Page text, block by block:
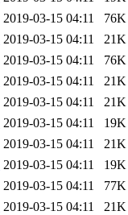
2019-03-15 04:11
76K
2019-03-15 04:11
21K
2019-03-15 04:11
76K
2019-03-15 04:11
21K
2019-03-15 04:11
21K
2019-03-15 04:11
19K
2019-03-15 04:11
21K
2019-03-15 04:11
19K
2019-03-15 04:11
77K
2019-03-15 04:11
21K